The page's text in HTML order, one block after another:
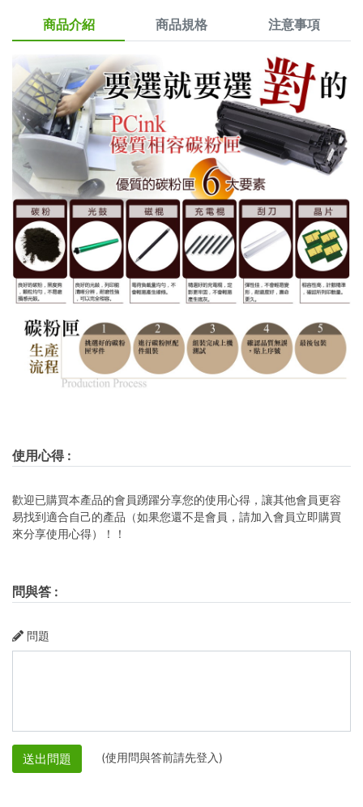
商品介紹 商品規格 注意事項
使用心得:
歡迎已購買本產品的會員踴躍分享您的使用心得，讓其他會員更容
易找到適合自己的產品（如果您還不是會員，請加入會員立即購買
來分享使用心得）！！
問與答 :
問題
送出問題 (使用問與答前請先登入)